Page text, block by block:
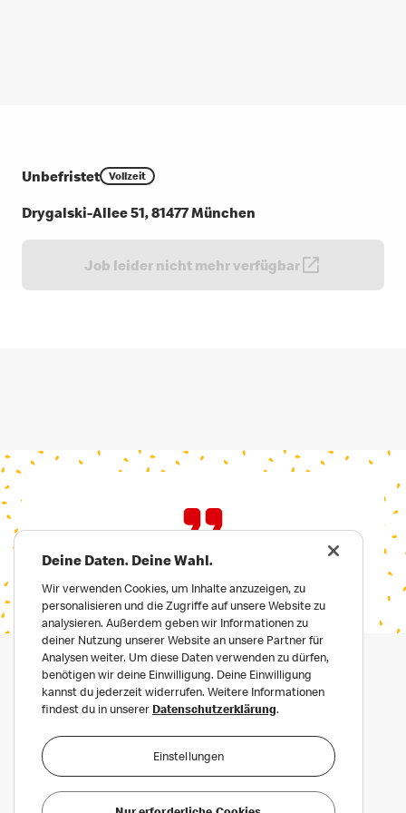
Unbefristet Vollzeit
Drygalski-Allee 51, 81477 München
Job leider nicht mehr verfügbar
Deine Daten. Deine Wahl.
Wir verwenden Cookies, um Inhalte anzuzeigen, zu
personalisieren und die Zugriffe auf unsere Website zu
analysieren. Außerdem geben wir Informationen zu
deiner Nutzung unserer Website an unsere Partner für
Analysen weiter. Um diese Daten verwenden zu dürfen,
benötigen wir deine Einwilligung. Deine Einwilligung
kannst du jederzeit widerrufen. Weitere Informationen
findest du in unserer Datenschutzerklärung.
Einstellungen